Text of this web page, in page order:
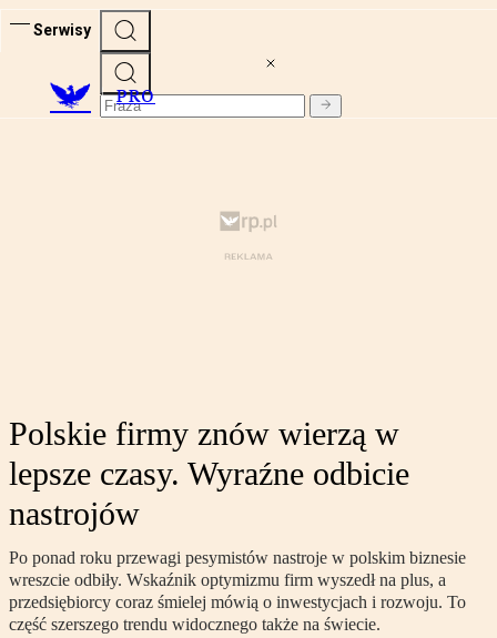
Serwisy
PRO
Polskie firmy znów wierzą w
lepsze czasy. Wyraźne odbicie
nastrojów
Po ponad roku przewagi pesymistów nastroje w polskim biznesie
wreszcie odbiły. Wskaźnik optymizmu firm wyszedł na plus, a
przedsiębiorcy coraz śmielej mówią o inwestycjach i rozwoju. To
część szerszego trendu widocznego także na świecie.